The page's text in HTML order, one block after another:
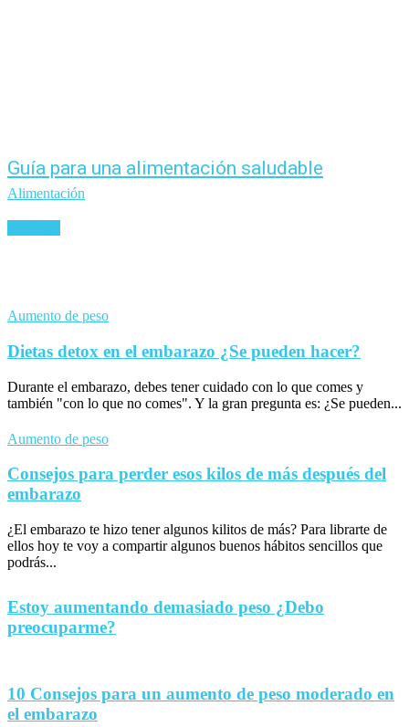
Guía para una alimentación saludable
Alimentación
Aumento de peso
Dietas detox en el embarazo ¿Se pueden hacer?
Durante el embarazo, debes tener cuidado con lo que comes y
también "con lo que no comes". Y la gran pregunta es: ¿Se pueden...
Aumento de peso
Consejos para perder esos kilos de más después del
embarazo
¿El embarazo te hizo tener algunos kilitos de más? Para librarte de
ellos hoy te voy a compartir algunos buenos hábitos sencillos que
podrás...
Estoy aumentando demasiado peso ¿Debo
preocuparme?
10 Consejos para un aumento de peso moderado en
el embarazo